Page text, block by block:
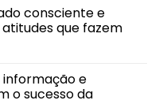
consciente e
que fazem
informação e
o sucesso da